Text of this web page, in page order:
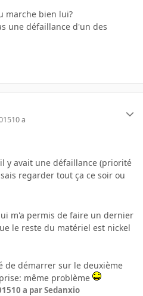
marche bien lui?
une défaillance d'un des
10 a
y avait une défaillance (priorité
regarder tout ça ce soir ou
m'a permis de faire un dernier
le reste du matériel est nickel
de démarrer sur le deuxième
même problème
10 a par Sedanxio